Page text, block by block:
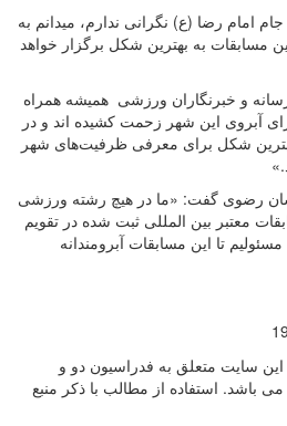
امام رضا (ع) نگرانی ندارم، میدانم به
مسابقات به بهترین شکل برگزار خواهد
و خبرنگاران ورزشی همیشه همراه
آبروی این شهر زحمت کشیده اند و در
شکل برای معرفی ظرفیت‌های شهر
رضوی گفت: «ما در هیچ رشته ورزشی
معتبر بین المللی ثبت شده در تقویم
تا این مسابقات آبرومندانه
سايت متعلق به فدراسيون دو و
باشد. استفاده از مطالب با ذكر منبع